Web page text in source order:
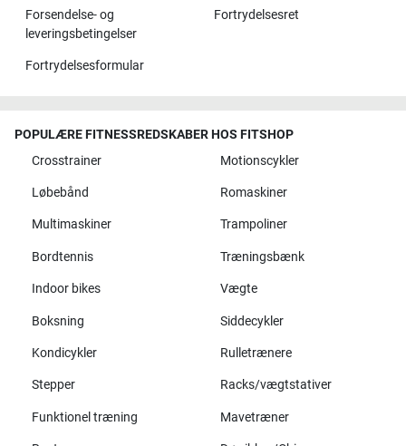
Forsendelse- og
leveringsbetingelser
Fortrydelsesret
Fortrydelsesformular
POPULÆRE FITNESSREDSKABER HOS FITSHOP
Crosstrainer
Motionscykler
Løbebånd Romaskiner
Multimaskiner Trampoliner
Bordtennis Træningsbænk
Indoor bikes Vægte
Boksning Siddecykler
Kondicykler Rulletrænere
Stepper Racks/vægtstativer
Funktionel træning Mavetræner